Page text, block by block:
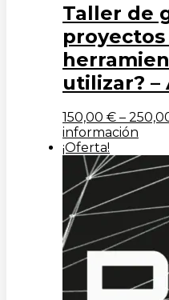
Taller de
proyectos
utilizar? –
150,00 € –
información
¡Oferta!